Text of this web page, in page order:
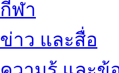
กีฬา
ข่าว และสื่อ